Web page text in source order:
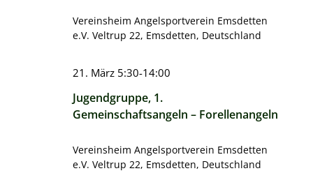
Vereinsheim Angelsportverein Emsdetten
e.V. Veltrup 22, Emsdetten, Deutschland
Jugendgruppe, 1.
Gemeinschaftsangeln – Forellenangeln
21. März 5:30-14:00
Vereinsheim Angelsportverein Emsdetten
e.V. Veltrup 22, Emsdetten, Deutschland